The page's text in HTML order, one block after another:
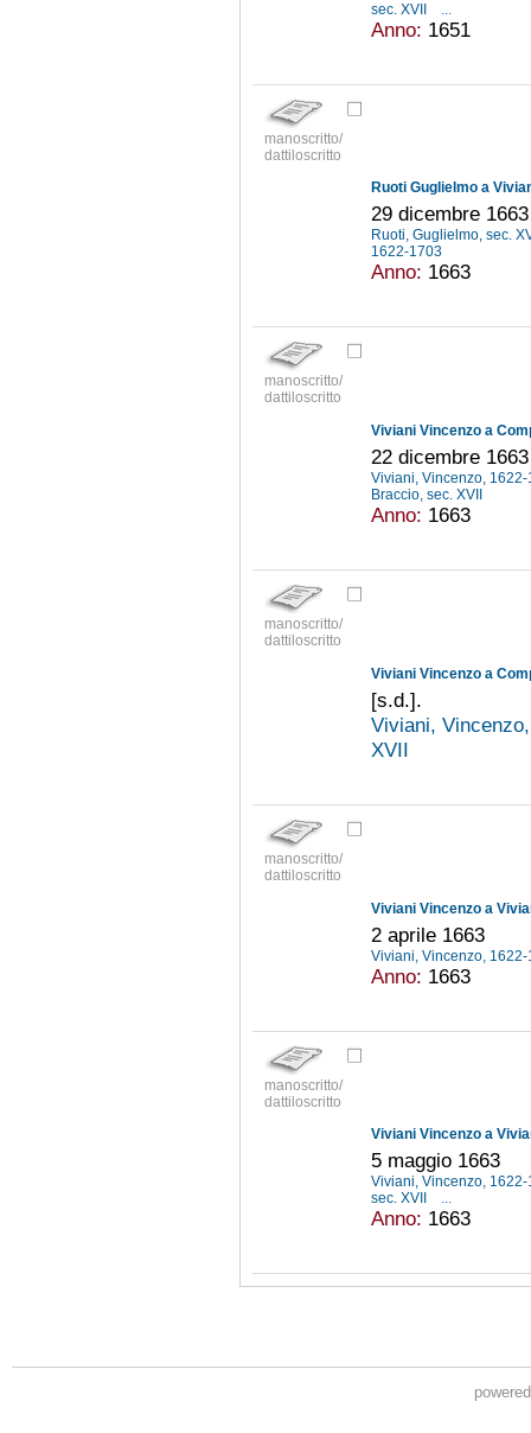
sec. XVII
Anno: 1651
manoscritto/
dattiloscritto
Ruoti Guglielmo a
29 dicembre 1663
Ruoti, Guglielmo, sec.
1622-1703
Anno: 1663
manoscritto/
dattiloscritto
Viviani Vincenzo a
22 dicembre 1663
Viviani, Vincenzo,
Braccio, sec. XVII
Anno: 1663
manoscritto/
dattiloscritto
Viviani Vincenzo a
[s.d.].
Viviani,
XVII
manoscritto/
dattiloscritto
Viviani Vincenzo a
2 aprile 1663
Viviani, Vincenzo,
Anno: 1663
manoscritto/
dattiloscritto
Viviani Vincenzo a
5 maggio 1663
Viviani, Vincenzo,
sec. XVII
...
Anno: 1663